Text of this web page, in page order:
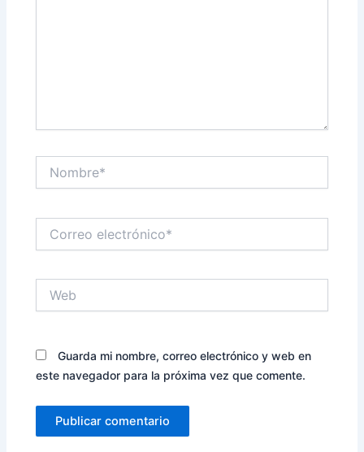
electrónico*
Guarda mi nombre, correo electrónico y web en
este navegador para la próxima vez que comente.